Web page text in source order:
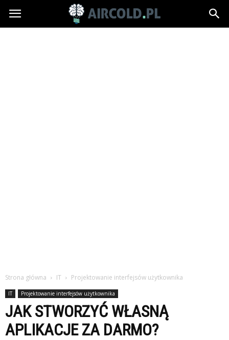
Aircold.pl
Strona główna IT Projektowanie interfejsów użytkownika
IT Projektowanie interfejsów użytkownika
JAK STWORZYĆ WŁASNĄ
APLIKACJE ZA DARMO?